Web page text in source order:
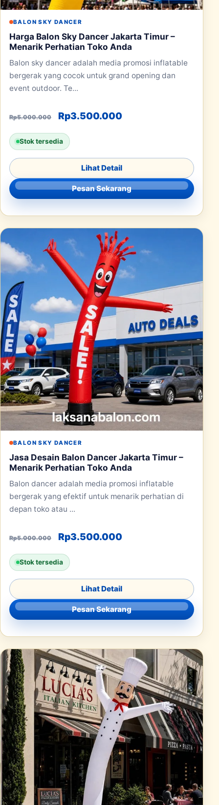
BALON SKY DANCER
Harga Balon Sky Dancer Jakarta Timur –
Menarik Perhatian Toko Anda
Balon sky dancer adalah media promosi inflatable
bergerak yang cocok untuk grand opening dan
event outdoor. Te...
Rp5.000.000 Harga aslinya adalah:
Rp3.500.000Harga saat ini
Stok tersedia
Lihat Detail
Pesan Sekarang
BALON SKY DANCER
Jasa Desain Balon Dancer Jakarta Timur –
Menarik Perhatian Toko Anda
Balon dancer adalah media promosi inflatable
bergerak yang efektif untuk menarik perhatian di
depan toko atau ...
Rp5.000.000 Harga aslinya adalah:
Rp3.500.000Harga saat ini
Stok tersedia
Lihat Detail
Pesan Sekarang